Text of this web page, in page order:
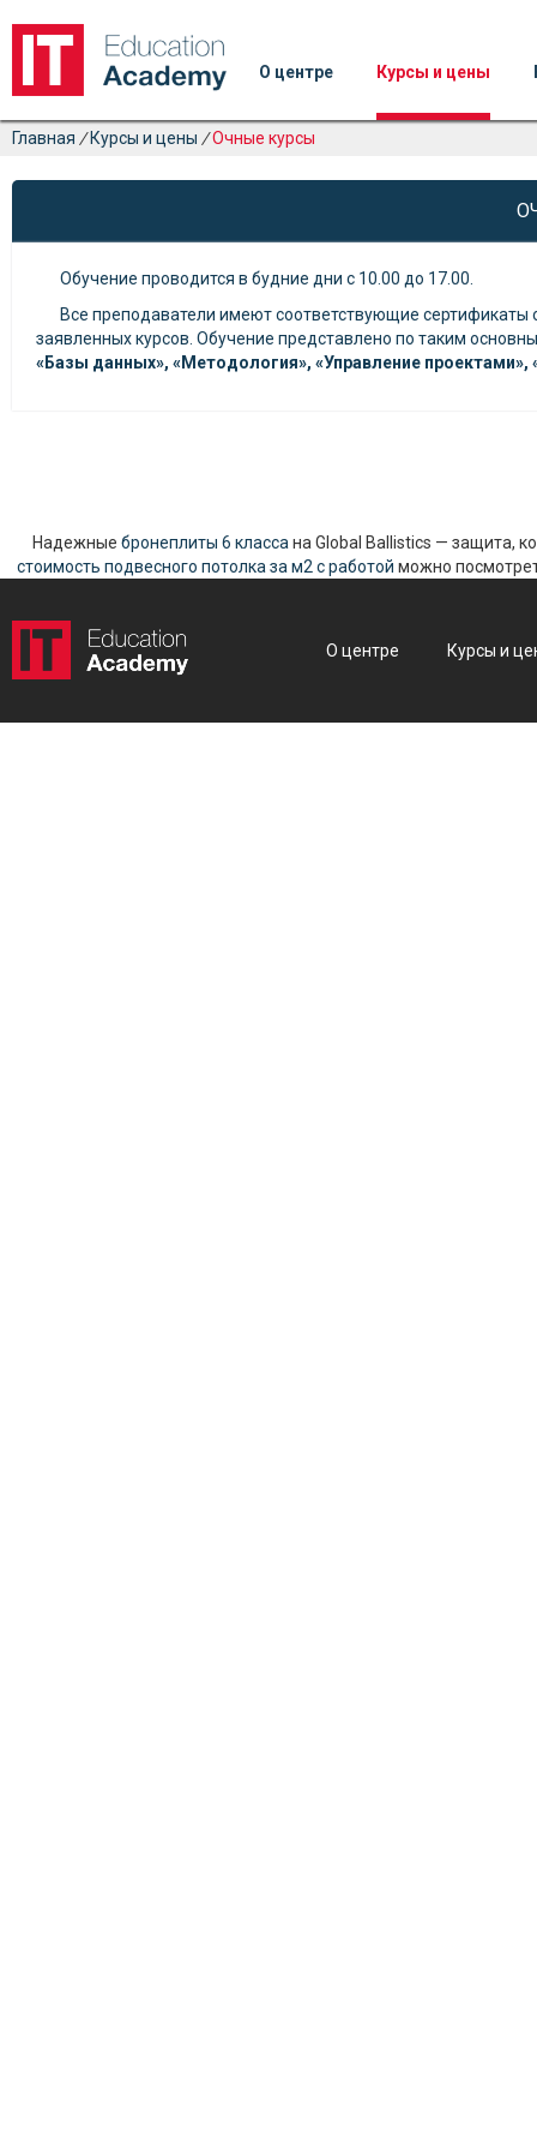
О центре Курсы и цены
Главная / Курсы и цены /Очные курсы
Обучение проводится в будние дни с 10.00 до 17.00.
Все преподаватели имеют соответствующие
заявленных курсов. Обучение представлено по таким
«Базы данных», «Методология», «Управление проектами»,
Надежные бронеплиты 6 класса на Global Ballistics — защита,
стоимость подвесного потолка за м2 с работой можно
О центре Курсы и